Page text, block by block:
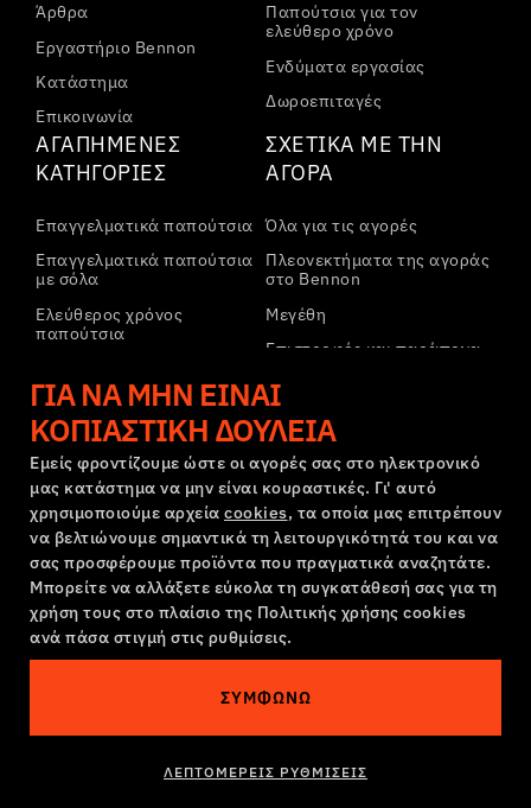
Άρθρα
Εργαστήριο Bennon
Κατάστημα
Επικοινωνία
Παπούτσια για τον
ελεύθερο χρόνο
Ενδύματα εργασίας
Δωροεπιταγές
ΑΓΑΠΗΜΈΝΕΣ
ΚΑΤΗΓΟΡΊΕΣ
Επαγγελματικά παπούτσια
Επαγγελματικά παπούτσια
με σόλα
Ελεύθερος χρόνος
παπούτσια
παπούτσια αστραγάλου
Παντελόνια
Φούτερ
ΣΧΕΤΙΚΆ ΜΕ ΤΗΝ
ΑΓΟΡΆ
Όλα για τις αγορές
Πλεονεκτήματα της αγοράς
στο Bennon
Μεγέθη
Επιστροφές και παράπονα
Μεταφορά και πληρωμή
Εταιρικός λογαριασμός
Εγγραφή στο B2B
Παράπονα και εγγύηση
Όροι και προϋποθέσεις
Πολιτική Παραπόνων
Ρυθμίσεις cookies
GDPR
Ελλάδα | Ελληνική γλώσσα
ΓΙΑ ΝΑ ΜΗΝ ΕΊΝΑΙ
ΚΟΠΙΑΣΤΙΚΉ ΔΟΥΛΕΙΆ
Εμείς φροντίζουμε ώστε οι αγορές σας στο ηλεκτρονικό
μας κατάστημα να μην είναι κουραστικές. Γι' αυτό
χρησιμοποιούμε αρχεία cookies, τα οποία μας επιτρέπουν
να βελτιώνουμε σημαντικά τη λειτουργικότητά του και να
σας προσφέρουμε προϊόντα που πραγματικά αναζητάτε.
Μπορείτε να αλλάξετε εύκολα τη συγκατάθεσή σας για τη
χρήση τους στο πλαίσιο της Πολιτικής χρήσης cookies
ανά πάσα στιγμή στις ρυθμίσεις.
ΣΥΜΦΩΝΏ
ΛΕΠΤΟΜΕΡΕΊΣ ΡΥΘΜΊΣΕΙΣ